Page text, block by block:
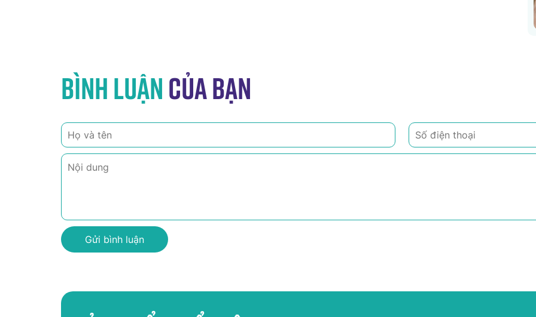
Bình luận của bạn